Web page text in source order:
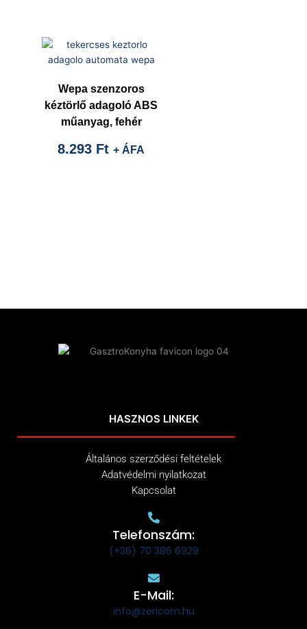
Wepa szenzoros
kéztörlő adagoló ABS
műanyag, fehér
8.293 Ft + ÁFA
HASZNOS LINKEK
Általános szerződési feltételek
Adatvédelmi nyilatkozat
Kapcsolat
Telefonszám:
(+36) 70 386 6929
E-Mail:
info@zericom.hu